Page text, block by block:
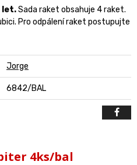
let.Sada raket obsahuje 4 raket.
Pro odpálení raket postupujte
Jorge
6842/BAL
4ks/bal